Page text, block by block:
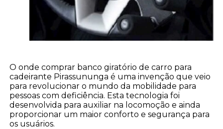
O onde comprar banco giratório de carro para
cadeirante Pirassununga é uma invenção que veio
para revolucionar o mundo da mobilidade para
pessoas com deficiência. Esta tecnologia foi
desenvolvida para auxiliar na locomoção e ainda
proporcionar um maior conforto e segurança para
os usuários.